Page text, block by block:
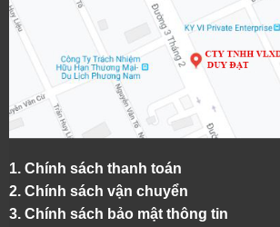
1. Chính sách thanh toán
2. Chính sách vận chuyển
3. Chính sách bảo mật thông tin